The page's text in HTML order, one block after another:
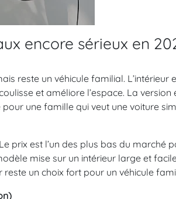
encore sérieux en
reste un véhicule familial. L’intérieur
et améliore l’espace. La version
pour une famille qui veut une voiture
prix est l’un des plus bas du marché
mise sur un intérieur large et
un choix fort pour un véhicule